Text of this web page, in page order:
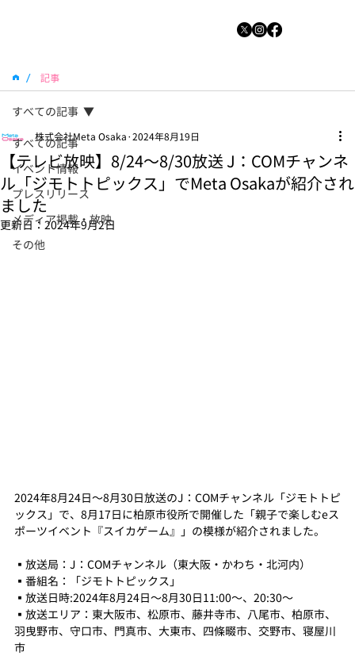
/ 記事
すべての記事
イベント情報
プレスリリース
メディア掲載・放映
その他
すべての記事
【テレビ放映】8/24〜8/30放送 J：COMチャンネ
ル「ジモトトピックス」でMeta Osakaが紹介され
ました
株式会社Meta Osaka 2024年8月19日
更新日： 2024年9月2日
2024年8月24日〜8月30日放送のJ：COMチャンネル「ジモトトピ
ックス」で、8月17日に柏原市役所で開催した「親子で楽しむeス
ポーツイベント『スイカゲーム』」の模様が紹介されました。
▪️放送局：J：COMチャンネル（東大阪・かわち・北河内）
▪️番組名：「ジモトトピックス」
▪️放送日時:2024年8月24日～8月30日11:00～、20:30～
▪️放送エリア：東大阪市、松原市、藤井寺市、八尾市、柏原市、
羽曳野市、守口市、門真市、大東市、四條畷市、交野市、寝屋川
市